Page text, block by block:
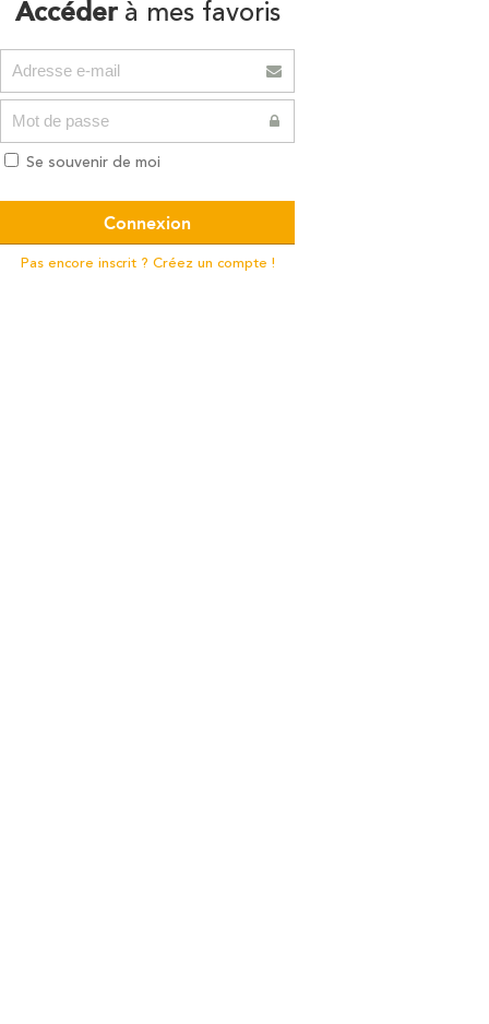
Accéderà mes favoris
Se souvenir de moi
Pas encore inscrit ? Créez un compte !